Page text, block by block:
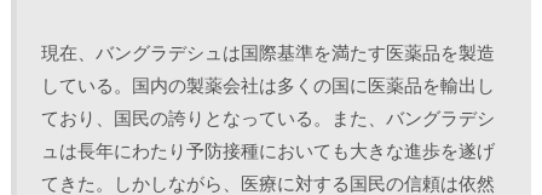
現在、バングラデシュは国際基準を満たす医薬品を製造
している。国内の製薬会社は多くの国に医薬品を輸出し
ており、国民の誇りとなっている。また、バングラデシ
ュは長年にわたり予防接種においても大きな進歩を遂げ
てきた。しかしながら、医療に対する国民の信頼は依然